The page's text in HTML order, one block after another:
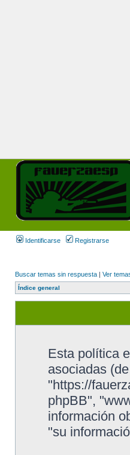
Identificarse Registrarse
Buscar temas sin respuesta | Ver
Índice general
Esta política
asociadas
"https://
phpBB",
información
"su